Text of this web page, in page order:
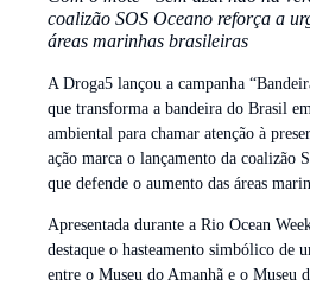
coalizão SOS Oceano reforça a
áreas marinhas brasileiras
A Droga5 lançou a campanha
que transforma a bandeira do Brasil
ambiental para chamar atenção à
ação marca o lançamento da coalizão
que defende o aumento das áreas
Apresentada durante a Rio Ocean
destaque o hasteamento simbólico de
entre o Museu do Amanhã e o